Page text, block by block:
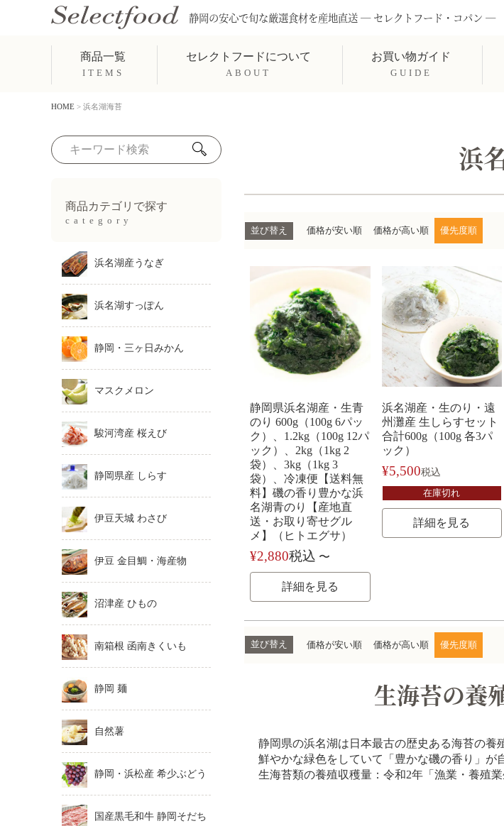
静岡の安心で旬な厳選食材を産地直送 ― セレクトフード・コパン ―
商品一覧
ITEMS
セレクトフードについて
ABOUT
お買い物ガイド
GUIDE
HOME 浜名湖海苔
商品カテゴリで探す
category
浜名湖産うなぎ
浜名湖すっぽん
静岡・三ヶ日みかん
マスクメロン
駿河湾産 桜えび
静岡県産 しらす
伊豆天城 わさび
伊豆 金目鯛・海産物
沼津産 ひもの
南箱根 函南きくいも
静岡 麺
自然薯
静岡・浜松産 希少ぶどう
国産黒毛和牛 静岡そだち
浜
並び替え 価格が安い順 価格が高い順 優先度順
静岡県浜名湖産・生青
のり 600g（100g 6パッ
ク）、1.2kg（100g 12パ
ック）、2kg（1kg 2
袋）、3kg（1kg 3
袋）、冷凍便【送料無
料】磯の香り豊かな浜
名湖青のり【産地直
送・お取り寄せグル
メ】（ヒトエグサ）
¥2,880税込 〜
詳細を見る
浜名湖産・生のり・遠
州灘産 生しらすセット
合計600g（100g 各3パ
ック）
¥5,500税込
在庫切れ
詳細を見る
並び替え 価格が安い順 価格が高い順 優先度順
生海苔の養
静岡県の浜名湖は日本最古の歴史ある海苔の養
鮮やかな緑色をしていて「豊かな磯の香り」が
生海苔類の養殖収穫量：令和2年「漁業・養殖